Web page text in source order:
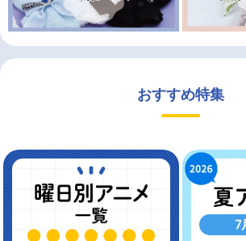
おすすめ特集